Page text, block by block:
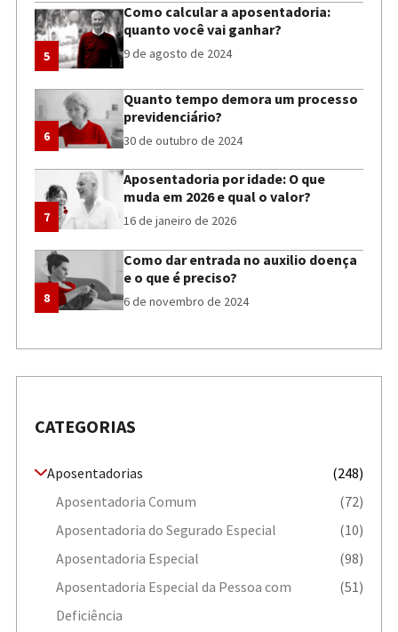
5
Como calcular a aposentadoria:
quanto você vai ganhar?
9 de agosto de 2024
6
Quanto tempo demora um processo
previdenciário?
30 de outubro de 2024
7
Aposentadoria por idade: O que
muda em 2026 e qual o valor?
16 de janeiro de 2026
8
Como dar entrada no auxilio doença
e o que é preciso?
6 de novembro de 2024
CATEGORIAS
Aposentadorias
(248)
Aposentadoria Comum
(72)
Aposentadoria do Segurado Especial
(10)
Aposentadoria Especial
(98)
Aposentadoria Especial da Pessoa com
Deficiência
(51)